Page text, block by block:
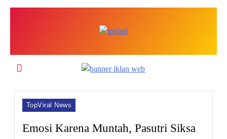
TopViral News
Emosi Karena Muntah, Pasutri Siksa